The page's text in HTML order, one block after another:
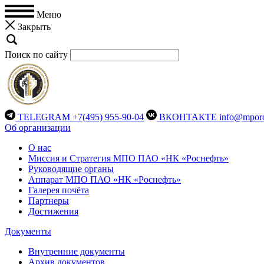
Меню
Закрыть
Поиск по сайту
TELEGRAM +7(495) 955-90-04 ВКОНТАКТЕ
Об организации
О нас
Миссия и Стратегия МПО ПАО «НК «Роснефть»
Руководящие органы
Аппарат МПО ПАО «НК «Роснефть»
Галерея почёта
Партнеры
Достижения
Документы
Внутренние документы
Архив документов